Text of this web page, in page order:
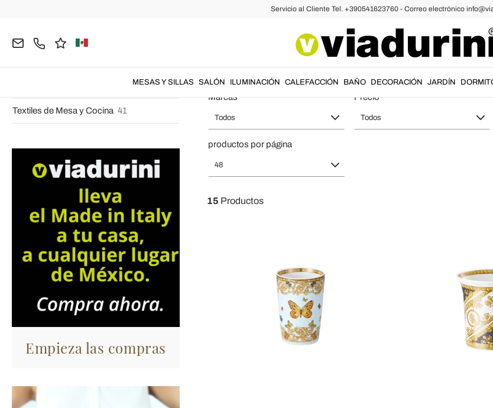
Servicio al Cliente Tel. +390541623760 - Correo electrónico
MESAS Y SILLAS SALÓN ILUMINACIÓN CALEFACCIÓN BAÑO DECORACIÓN JARDÍN
Cristalerías de Mesa - Copas y Garrafas
Botelleros de Diseño
Textiles de Mesa y Cocina 41
Empieza las compras
Marcas
Todos
Precio
Todos
productos por página
48
15 Productos